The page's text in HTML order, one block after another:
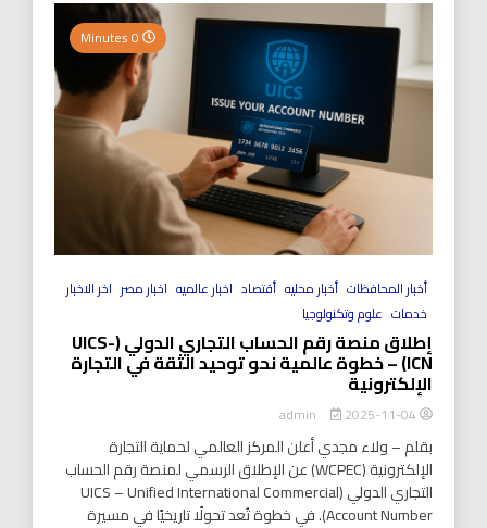
أخبار المحافظات أخبار محليه أقتصاد اخبار عالميه اخبار مصر اخر الاخبار
خدمات علوم وتكنولوجيا
إطلاق منصة رقم الحساب التجاري الدولي (UICS-
ICN) – خطوة عالمية نحو توحيد الثقة في التجارة
الإلكترونية
2025-11-04
بقلم – ولاء مجدي أعلن المركز العالمي لحماية التجارة
الإلكترونية (WCPEC) عن الإطلاق الرسمي لمنصة رقم الحساب
التجاري الدولي (UICS – Unified International Commercial
Account Number). في خطوة تُعد تحولًا تاريخيًا في مسيرة